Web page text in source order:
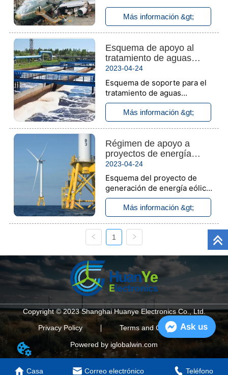
aeropuerto.
Más información &gt;
Esquema de apoyo al
tratamiento de aguas
residuales
2023-04-24
Esquema de soporte para el
tratamiento de aguas
residuales: tubería curva de
metal anticorrosión y caja de
conexiones a prueba de agua,
de producción de tratamiento
de aguas residuales.
Más información &gt;
Régimen de apoyo a
proyectos de energía
eólica
2023-04-24
Esquema del proyecto de
generación de energía eólica:
para la generación de energía
eólica, el paquete completo
del barril de la torre incluye
puente, cable, lámpara,
interruptor, productos de
materiales auxiliares
eléctricos, i...
Más información &gt;
1
Casa Correo electrónico Teléfono
Copyright © 2023 Shanghai Huanye Electronics Co., Ltd.
Privacy Policy
Terms and Conditions
Powered by iglobalwin.com
Ask us